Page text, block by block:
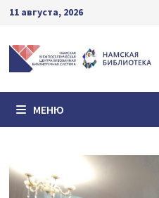
Перейти
содержимому
11 августа, 2026
МЕНЮ